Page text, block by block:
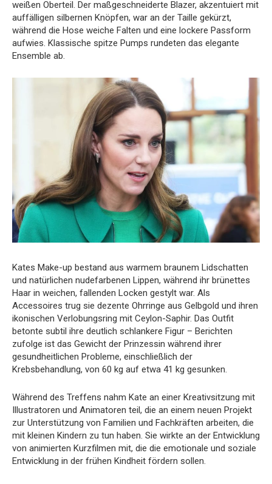
weißen Oberteil. Der maßgeschneiderte Blazer, akzentuiert mit
auffälligen silbernen Knöpfen, war an der Taille gekürzt,
während die Hose weiche Falten und eine lockere Passform
aufwies. Klassische spitze Pumps rundeten das elegante
Ensemble ab.
Kates Make-up bestand aus warmem braunem Lidschatten
und natürlichen nudefarbenen Lippen, während ihr brünettes
Haar in weichen, fallenden Locken gestylt war. Als
Accessoires trug sie dezente Ohrringe aus Gelbgold und ihren
ikonischen Verlobungsring mit Ceylon-Saphir. Das Outfit
betonte subtil ihre deutlich schlankere Figur – Berichten
zufolge ist das Gewicht der Prinzessin während ihrer
gesundheitlichen Probleme, einschließlich der
Krebsbehandlung, von 60 kg auf etwa 41 kg gesunken.
Während des Treffens nahm Kate an einer Kreativsitzung mit
Illustratoren und Animatoren teil, die an einem neuen Projekt
zur Unterstützung von Familien und Fachkräften arbeiten, die
mit kleinen Kindern zu tun haben. Sie wirkte an der Entwicklung
von animierten Kurzfilmen mit, die die emotionale und soziale
Entwicklung in der frühen Kindheit fördern sollen.